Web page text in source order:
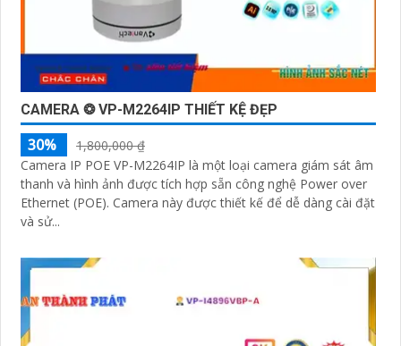
CAMERA ❂ VP-M2264IP THIẾT KỆ ĐẸP
30%
1,800,000 ₫
Camera IP POE VP-M2264IP là một loại camera giám sát âm
thanh và hình ảnh được tích hợp sẵn công nghệ Power over
Ethernet (POE). Camera này được thiết kế để dễ dàng cài đặt
và sử...